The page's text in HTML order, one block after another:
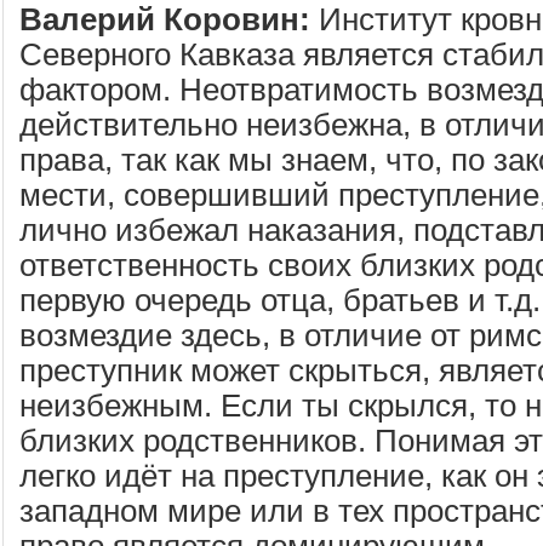
Валерий Коровин: Институт
Северного Кавказа является
фактором. Неотвратимость
действительно неизбежна, в
права, так как мы знаем, что, по
мести, совершивший
лично избежал наказания,
ответственность своих близких
первую очередь отца, братьев и
возмездие здесь, в отличие от
преступник может скрыться,
неизбежным. Если ты скрылся, то
близких родственников. Понимая
легко идёт на преступление, как он
западном мире или в тех